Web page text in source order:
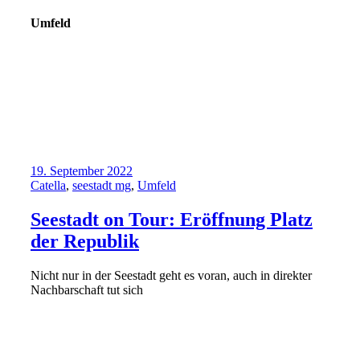
Umfeld
19. September 2022
Catella, seestadt mg, Umfeld
Seestadt on Tour: Eröffnung Platz
der Republik
Nicht nur in der Seestadt geht es voran, auch in direkter
Nachbarschaft tut sich